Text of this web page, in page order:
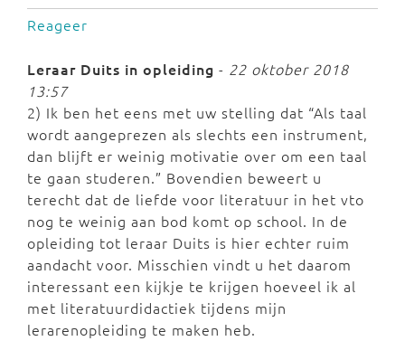
Reageer
Leraar Duits in opleiding - 22 oktober 2018
13:57
2) Ik ben het eens met uw stelling dat “Als taal
wordt aangeprezen als slechts een instrument,
dan blijft er weinig motivatie over om een taal
te gaan studeren.” Bovendien beweert u
terecht dat de liefde voor literatuur in het vto
nog te weinig aan bod komt op school. In de
opleiding tot leraar Duits is hier echter ruim
aandacht voor. Misschien vindt u het daarom
interessant een kijkje te krijgen hoeveel ik al
met literatuurdidactiek tijdens mijn
lerarenopleiding te maken heb.